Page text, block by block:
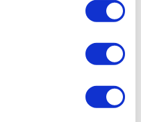
Xabi Alonso potvrdio da ima
novi posao: Neizmjerno sam